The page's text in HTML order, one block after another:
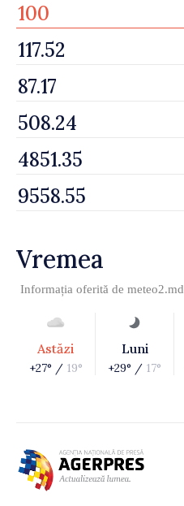
Vremea
Informația oferită de meteo2.md
Astăzi
+27° / 19°
Luni
+29° / 17°